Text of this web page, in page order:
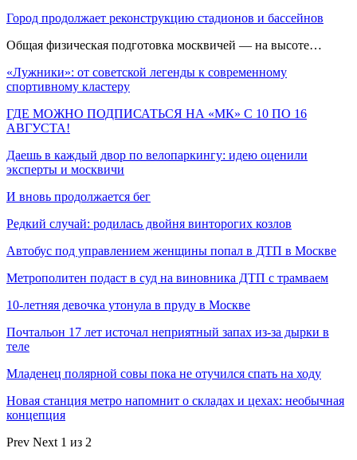
Город продолжает реконструкцию стадионов и бассейнов
Общая физическая подготовка москвичей — на высоте…
«Лужники»: от советской легенды к современному
спортивному кластеру
ГДЕ МОЖНО ПОДПИСАТЬСЯ НА «МК» С 10 ПО 16
АВГУСТА!
Даешь в каждый двор по велопаркингу: идею оценили
эксперты и москвичи
И вновь продолжается бег
Редкий случай: родилась двойня винторогих козлов
Автобус под управлением женщины попал в ДТП в Москве
Метрополитен подаст в суд на виновника ДТП с трамваем
10-летняя девочка утонула в пруду в Москве
Почтальон 17 лет источал неприятный запах из-за дырки в
теле
Младенец полярной совы пока не отучился спать на ходу
Новая станция метро напомнит о складах и цехах: необычная
концепция
Prev Next 1 из 2